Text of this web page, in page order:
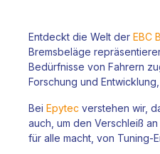
Entdeckt die Welt der EBC
Bremsbeläge
Bedürfnisse von Fahrern
Forschung und
Bei Epytec verstehen wir,
auch, um den Verschleiß an
für alle macht, von Tuning-